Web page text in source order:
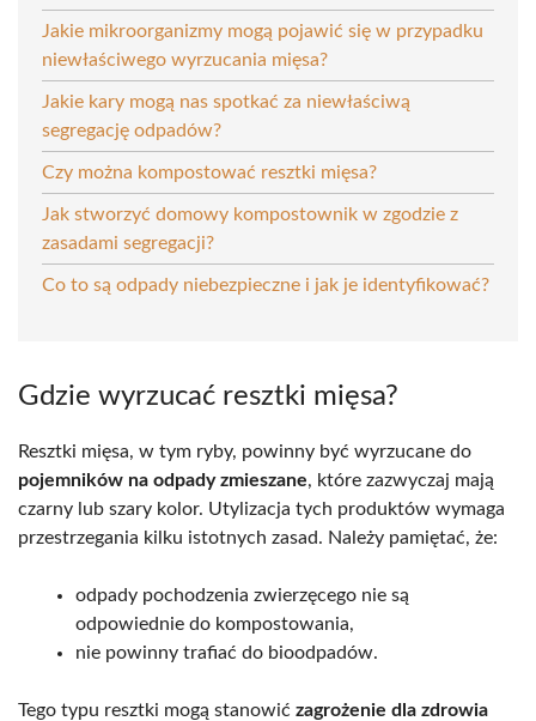
Jakie mikroorganizmy mogą pojawić się w przypadku
niewłaściwego wyrzucania mięsa?
Jakie kary mogą nas spotkać za niewłaściwą
segregację odpadów?
Czy można kompostować resztki mięsa?
Jak stworzyć domowy kompostownik w zgodzie z
zasadami segregacji?
Co to są odpady niebezpieczne i jak je identyfikować?
Gdzie wyrzucać resztki mięsa?
Resztki mięsa, w tym ryby, powinny być wyrzucane do
pojemników na odpady zmieszane, które zazwyczaj mają
czarny lub szary kolor. Utylizacja tych produktów wymaga
przestrzegania kilku istotnych zasad. Należy pamiętać, że:
odpady pochodzenia zwierzęcego nie są
odpowiednie do kompostowania,
nie powinny trafiać do bioodpadów.
Tego typu resztki mogą stanowić zagrożenie dla zdrowia